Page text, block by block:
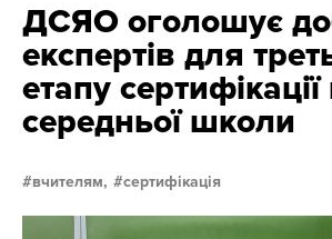
ДСЯО оголошує
експертів для
етапу
середньої школи
вчителям, сертифікація